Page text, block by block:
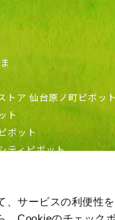
、サービスの利便性
トア 仙台原ノ町ピボット
ト
ボット
ティピボット